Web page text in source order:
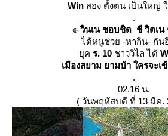
Win สอง ตั้งตน เป็นใหญ่
.
๏วินเน ชอบชิด ชีวิตเ
ได้หนูช่วย -หากิน- กัน
ุค ร. 10 ชาววิไล ได้
เมืองสยาม ยามบ้า ใครจะเ
.
02.16 น.
( วันพฤหัสบดี ที่ 13 มีค.